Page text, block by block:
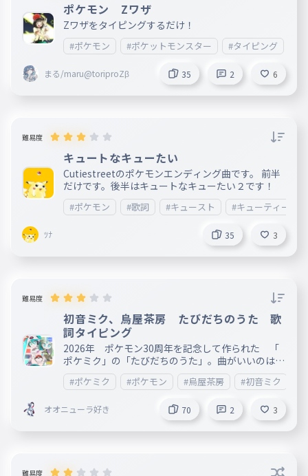
ポケモン Zワザ
Zワザをタイピングするだけ！
#ポケモン #ポケットモンスター #タイピング
まる/maru@toriproZβ 35 2 6
難易度
キュートなキューたい
Cutiestreetのポケモンエンディング曲です。 前半
だけです。後半はキュートなキューたい２です！
#ポケモン #歌詞 #キュースト #キューティース
ﾂﾅ 35 3
難易度
初音ミク、烏屋茶房 たびだちのうた 歌
詞タイピング
2026年 ポケモン30周年を記念して作られた 「
ポケミク」の「たびだちのうた」。曲がいいのはも
ちろん、裏で流れている音源の作り込みが細かい曲
です。 https://www.youtube.com/watch?v=E8S1
#ポケミク #ポケモン #烏屋茶房 #初音ミク
オオニューラ好き 70 2 3
難易度